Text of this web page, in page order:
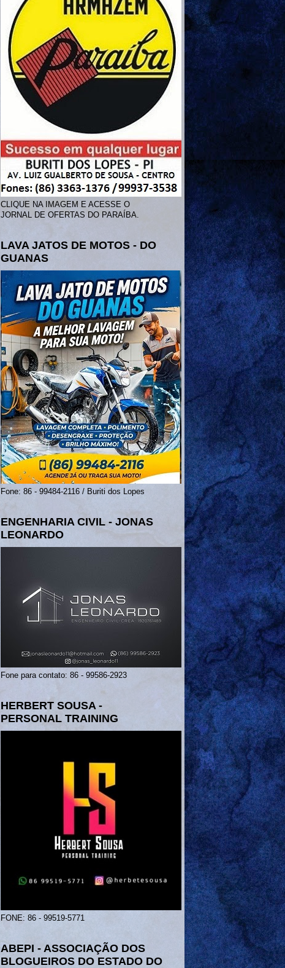
CLIQUE NA IMAGEM E ACESSE O
JORNAL DE OFERTAS DO PARAÍBA.
LAVA JATOS DE MOTOS - DO
GUANAS
Fone: 86 - 99484-2116 / Buriti dos Lopes
ENGENHARIA CIVIL - JONAS
LEONARDO
Fone para contato: 86 - 99586-2923
HERBERT SOUSA -
PERSONAL TRAINING
FONE: 86 - 99519-5771
ABEPI - ASSOCIAÇÃO DOS
BLOGUEIROS DO ESTADO DO